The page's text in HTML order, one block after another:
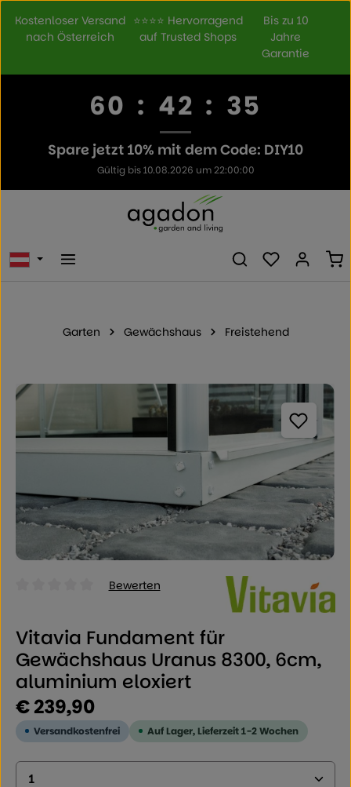
Zum Hauptinhalt springen
Kostenloser Versand
nach Österreich
⭐⭐⭐⭐ Hervorragend
auf Trusted Shops
Bis zu 10
Jahre
Garantie
60 : 42 : 34
Spare jetzt 10% mit dem Code: DIY10
Gültig bis 10.08.2026 um 22:00:00
Du hast 0
Garten Gewächshaus Freistehend
Bildergalerie überspringen
Durchschnittliche Bewertung von 0 von 5 Sternen
Bewerten
Vitavia Fundament für
Gewächshaus Uranus 8300, 6cm,
aluminium eloxiert
Regulärer Preis:
€ 239,90
Versandkostenfrei Auf Lager, Lieferzeit 1-2 Wochen
Produkt Anzahl: Geben Sie den gewünschten